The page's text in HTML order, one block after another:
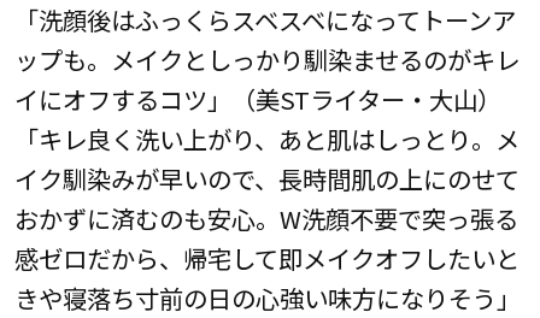
「洗顔後はふっくらスベスベになってトーンア
ップも。メイクとしっかり馴染ませるのがキレ
イにオフするコツ」（美STライター・大山）
「キレ良く洗い上がり、あと肌はしっとり。メ
イク馴染みが早いので、長時間肌の上にのせて
おかずに済むのも安心。W洗顔不要で突っ張る
感ゼロだから、帰宅して即メイクオフしたいと
きや寝落ち寸前の日の心強い味方になりそう」